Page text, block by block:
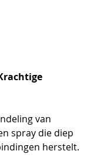
van
spray die diep
herstelt.